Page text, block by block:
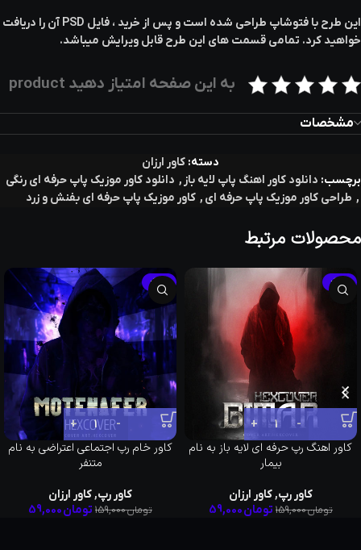
این طرح با فتوشاپ طراحی شده است و پس از خرید ، فایل PSD آن را دریافت
خواهید کرد. تمامی قسمت های این طرح قابل ویرایش میباشد.
به این صفحه امتیاز دهید product
مشخصات
دسته: کاور ارزان
برچسب: دانلود کاور اهنگ پاپ لایه باز , دانلود کاور موزیک پاپ حرفه ای رنگی
, طراحی کاور موزیک پاپ حرفه ای , کاور موزیک پاپ حرفه ای بفنش و زرد
محصولات مرتبط
-63%
کاور اهنگ رپ حرفه ای لایه باز به نام
بیمار
کاور رپ,کاور ارزان
تومان159,000 تومان
-63%
کاور خام رپ اجتماعی اعتراضی به نام
متنفر
کاور رپ,کاور ارزان
تومان159,000 تومان